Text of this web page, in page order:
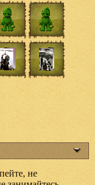
не